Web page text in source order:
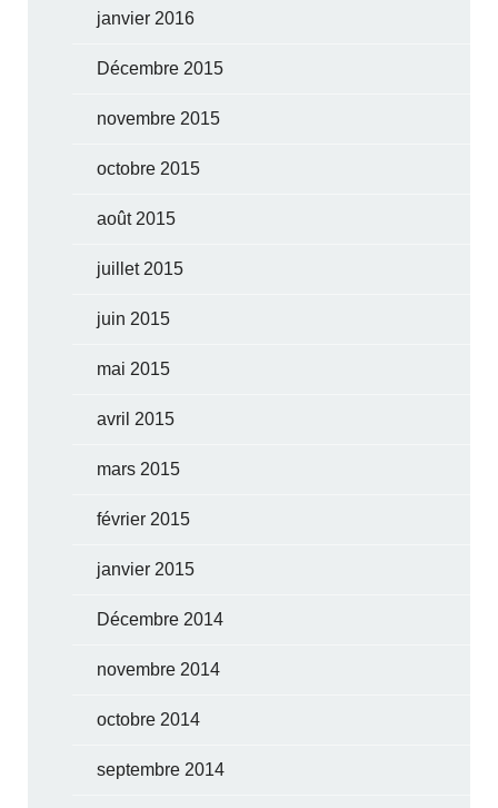
janvier 2016
Décembre 2015
novembre 2015
octobre 2015
août 2015
juillet 2015
juin 2015
mai 2015
avril 2015
mars 2015
février 2015
janvier 2015
Décembre 2014
novembre 2014
octobre 2014
septembre 2014